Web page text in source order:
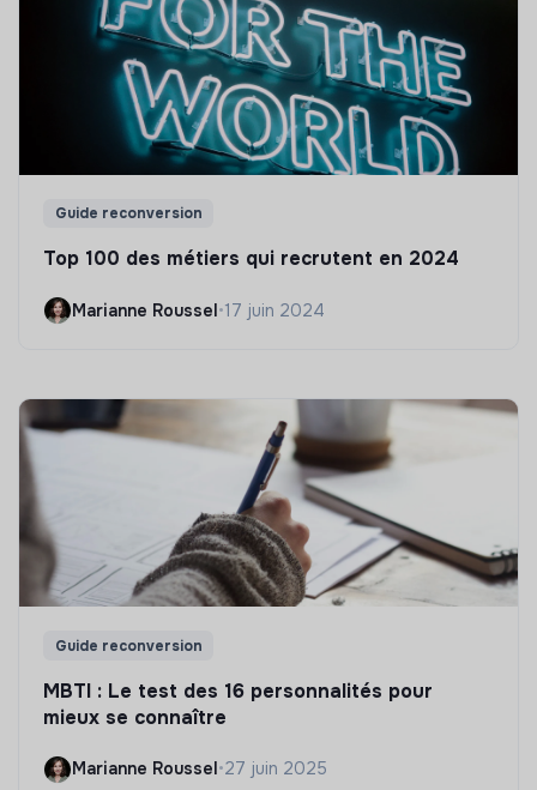
Guide reconversion
Top 100 des métiers qui recrutent en 2024
Marianne Roussel•17 juin 2024
Guide reconversion
MBTI : Le test des 16 personnalités pour
mieux se connaître
Marianne Roussel •27 juin 2025